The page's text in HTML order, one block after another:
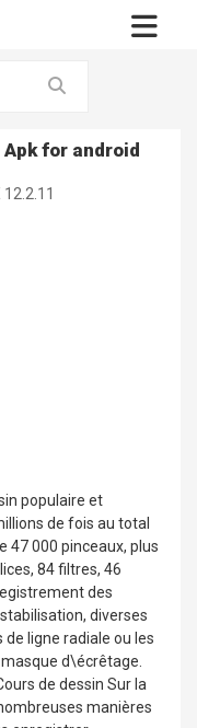
for android
populaire et
de fois au total
47 000 pinceaux, plus
84 filtres, 46
des
diverses
ligne radiale ou les
d\écrêtage.
de dessin Sur la
manières